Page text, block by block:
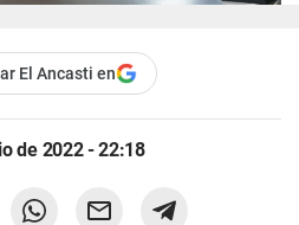
El Ancasti en
de 2022 - 22:18